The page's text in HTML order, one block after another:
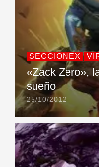
SECCIONEX
«Zack Zero»,
sueño
25/10/2012